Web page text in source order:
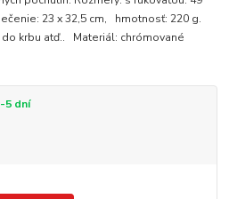
23 x 32,5 cm, hmotnosť: 220 g.
krbu atď.. Materiál: chrómované
5 dní